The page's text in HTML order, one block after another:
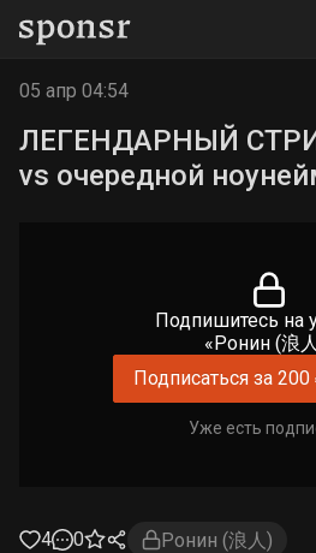
05 апр 04:54
ЛЕГЕНДАРНЫЙ
vs очередной
Подпишитесь на
«Ронин (浪
Подписаться за
Уже есть
4 0 Ронин (浪人)